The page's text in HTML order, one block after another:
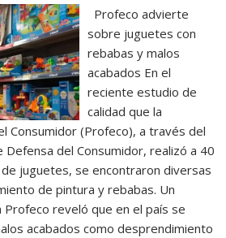
Profeco advierte
sobre juguetes con
rebabas y malos
acabados En el
reciente estudio de
calidad que la
Consumidor (Profeco), a través del
Defensa del Consumidor, realizó a 40
juguetes, se encontraron diversas
de pintura y rebabas. Un
Profeco reveló que en el país se
acabados como desprendimiento